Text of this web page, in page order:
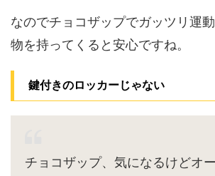
なのでチョコザップでガッツリ運
物を持ってくると安心ですね。
鍵付きのロッカーじゃない
チョコザップ、気になるけどオ